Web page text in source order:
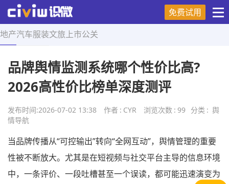
免费试用
地产汽车服装文旅 上市公关
首页 > 舆情导航 > 正文
品牌舆情监测系统哪个性价比高?
2026高性价比榜单深度测评
发布时间:2026-07-02 13:38 作者 : CYR 浏览次数 : 99 分类 : 舆
情导航
当品牌传播从“可控输出”转向“全网互动”，舆情管理的重要
性被不断放大。尤其是在短视频与社交平台主导的信息环境
中，一条评价、一段吐槽甚至一个误读，都可能迅速演变为